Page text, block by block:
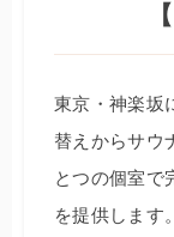
東京・神楽坂
替えからサウ
とつの個室で
を提供します。